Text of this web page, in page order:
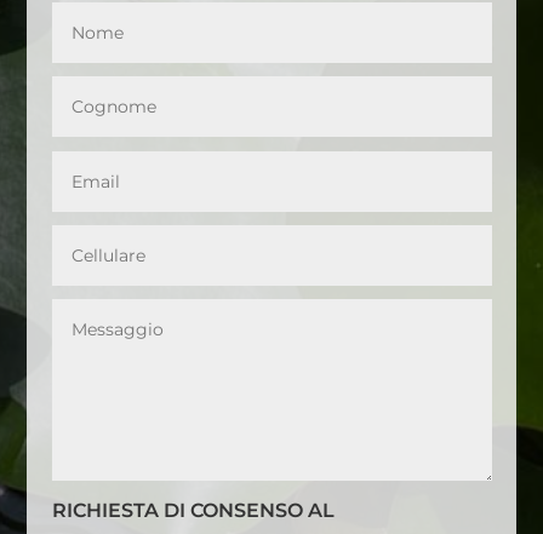
RICHIESTA DI CONSENSO AL